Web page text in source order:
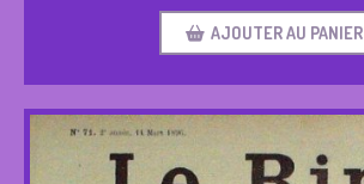
AJOUTER AU PANIER